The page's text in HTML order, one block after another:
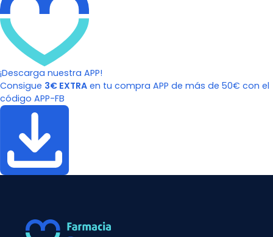
¡Descarga nuestra APP!
Consigue 3€ EXTRA en tu compra APP de más de 50€ con el
código APP-FB